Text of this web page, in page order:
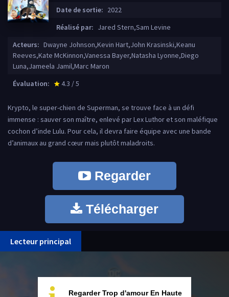
Date de sortie: 2022
Réalisé par: Jared Stern,Sam Levine
Acteurs: Dwayne Johnson,Kevin Hart,John Krasinski,Keanu
Reeves,Kate McKinnon,Vanessa Bayer,Natasha Lyonne,Diego
Luna,Jameela Jamil,Marc Maron
Évaluation:
star_rate
4.3 / 5
Krypto, le super-chien de Superman, se trouve face à un défi
immense : sauver son maître, enlevé par Lex Luthor et son maléfique
cochon d’inde Lulu. Pour cela, il devra faire équipe avec une bande
d’animaux au grand cœur mais plutôt maladroits.
Regarder
Télécharger
Lecteur principal
Regarder Trop d'amour En Haute